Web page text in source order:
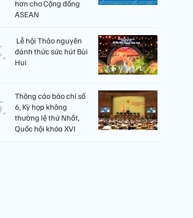
hơn cho Cộng đồng
ASEAN
​ Lễ hội Thảo nguyên
đánh thức sức hút Bùi
Hui
Thông cáo báo chí số
6, Kỳ họp không
thường lệ thứ Nhất,
Quốc hội khóa XVI